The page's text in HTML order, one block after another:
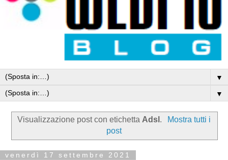
▼
▼
Visualizzazione post con etichetta Adsl .
Mostra tutti i
post
venerdì 17 settembre 2021